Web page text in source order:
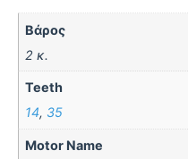
Βάρος
2 κ.
Teeth
14, 35
Motor Name